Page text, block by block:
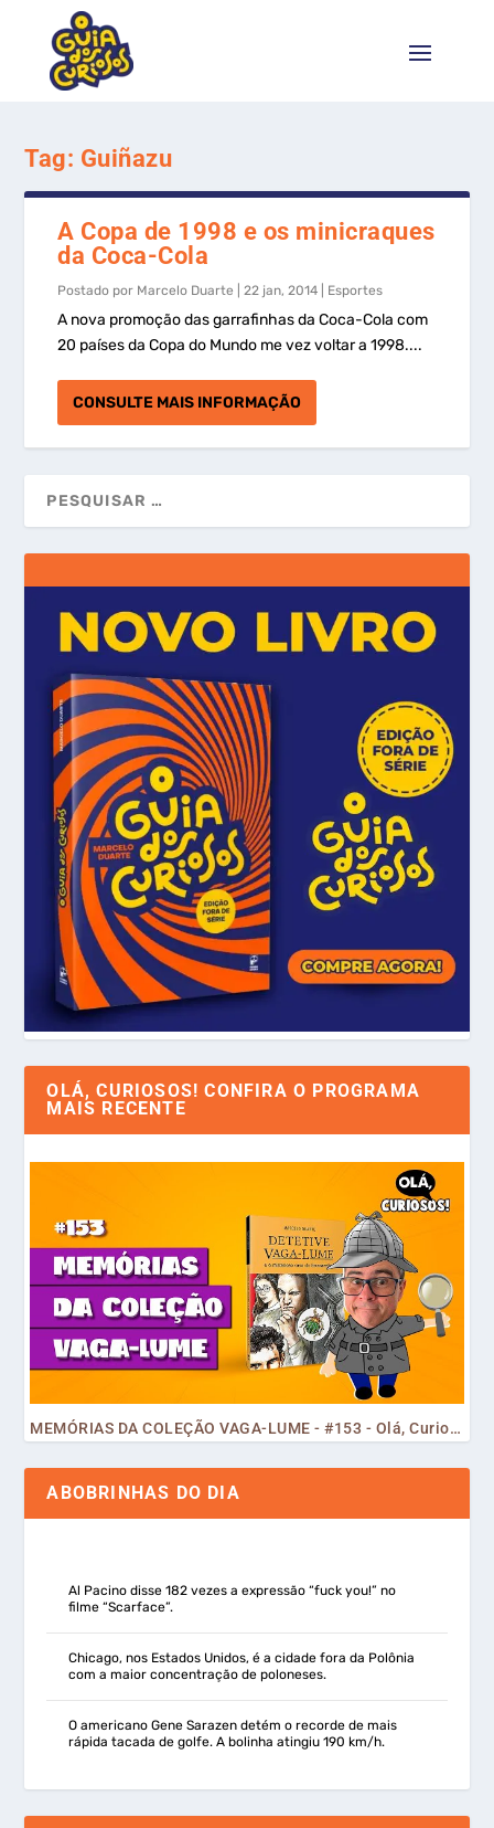
Tag: Guiñazu
A Copa de 1998 e os minicraques
da Coca-Cola
Postado por Marcelo Duarte |22 jan, 2014 Esportes
A nova promoção das garrafinhas da Coca-Cola com
20 países da Copa do Mundo me vez voltar a 1998....
CONSULTE MAIS INFORMAÇÃO
OLÁ, CURIOSOS! CONFIRA O PROGRAMA
MAIS RECENTE
MEMÓRIAS DA COLEÇÃO VAGA-LUME - #153 - Olá, Curiosos! 2023
ABOBRINHAS DO DIA
Al Pacino disse 182 vezes a expressão “fuck you!” no
filme “Scarface”.
Chicago, nos Estados Unidos, é a cidade fora da Polônia
com a maior concentração de poloneses.
O americano Gene Sarazen detém o recorde de mais
rápida tacada de golfe. A bolinha atingiu 190 km/h.